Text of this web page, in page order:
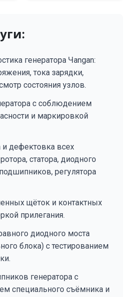
генератора Чangan:
тока зарядки,
состояния узлов.
с соблюдением
и маркировкой
и дефектовка всех
статора, диодного
регулятора
щёток и контактных
прилегания.
диодного моста
блока) с тестированием
генератора с
специального съёмника и